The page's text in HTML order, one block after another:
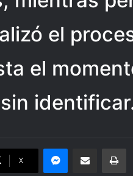
el
el
X
Messenger
Share via Email